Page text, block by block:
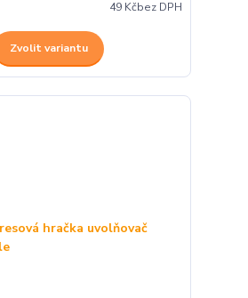
49 Kčbez DPH
Zvolit variantu